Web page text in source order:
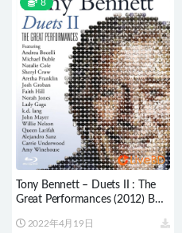
8
Tony Bennett – Duets II : The
Great Performances (2012) BD
2022年4月19日